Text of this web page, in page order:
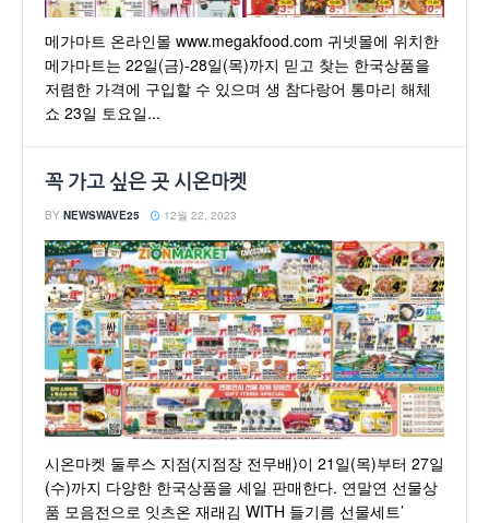
메가마트 온라인몰 www.megakfood.com 귀넷몰에 위치한
메가마트는 22일(금)-28일(목)까지 믿고 찾는 한국상품을
저렴한 가격에 구입할 수 있으며 생 참다랑어 통마리 해체
쇼 23일 토요일...
꼭 가고 싶은 곳 시온마켓
BY NEWSWAVE25 12월 22, 2023
시온마켓 둘루스 지점(지점장 전무배)이 21일(목)부터 27일
(수)까지 다양한 한국상품을 세일 판매한다. 연말연 선물상
품 모음전으로 잇츠온 재래김 WITH 들기름 선물세트’